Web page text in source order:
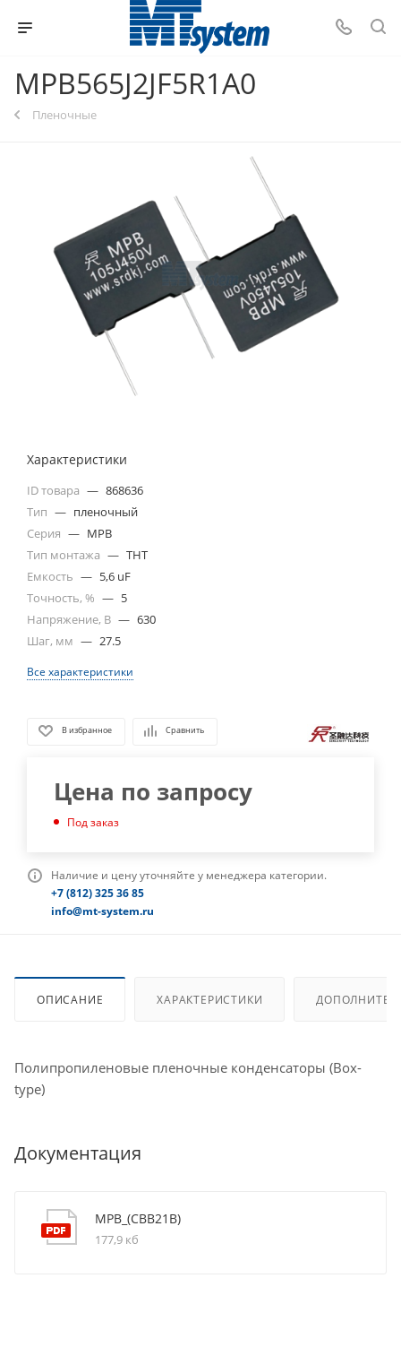
MPB565J2JF5R1A0
Пленочные
Характеристики
ID товара — 868636
Тип — пленочный
Серия — MPB
Тип монтажа — THT
Емкость — 5,6 uF
Точность, % — 5
Напряжение, В — 630
Шаг, мм — 27.5
Все характеристики
В избранное Сравнить
Цена по запросу
Под заказ
Наличие и цену уточняйте у менеджера категории.
+7 (812) 325 36 85
info@mt-system.ru
ОПИСАНИЕ ХАРАКТЕРИСТИКИ
Полипропиленовые пленочные конденсаторы (Box-
type)
Документация
MPB_(CBB21B)
177,9 кб